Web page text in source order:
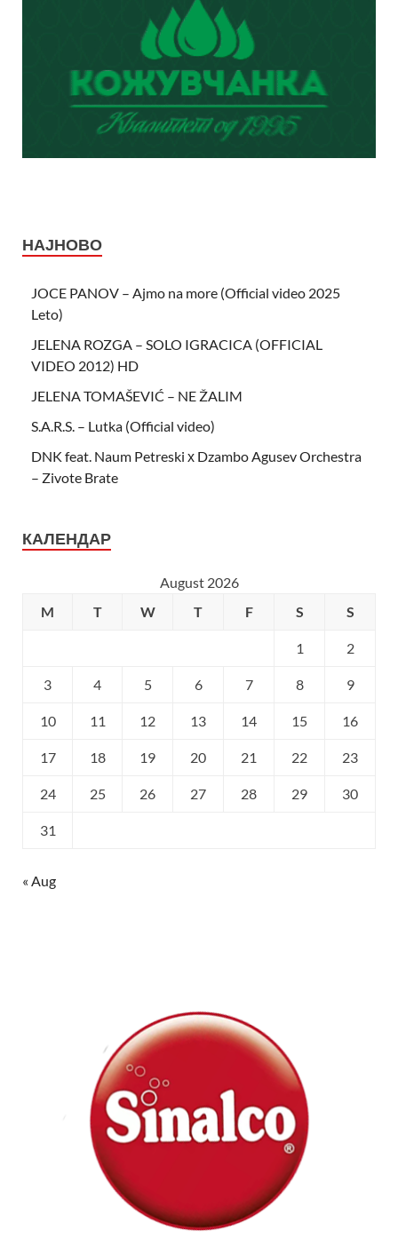
НАЈНОВО
JOCE PANOV – Ajmo na more (Official video 2025
Leto)
JELENA ROZGA – SOLO IGRACICA (OFFICIAL
VIDEO 2012) HD
JELENA TOMAŠEVIĆ – NE ŽALIM
S.A.R.S. – Lutka (Official video)
DNK feat. Naum Petreski х Dzambo Agusev Orchestra
– Zivote Brate
КАЛЕНДАР
August 2026
M
T W T F S S
1 2
3 4 5 6 7 8 9
10 11 12 13 14 15 16
17 18 19 20 21 22 23
24 25 26 27 28 29 30
31
« Aug